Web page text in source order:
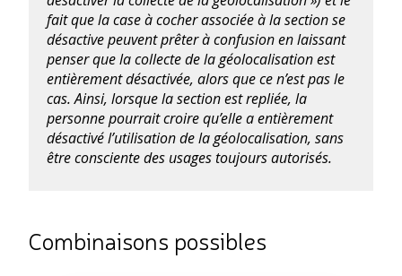
fait que la case à cocher associée à la section se
désactivepeuvent prêter à confusion en laissant
penser que la collecte de la géolocalisation est
entièrement désactivée, alors que ce n’est pas le
cas. Ainsi, lorsque la section est repliée, la
personne pourrait croire qu’elle a entièrement
désactivé l’utilisation de la géolocalisation, sans
être consciente des usages toujours autorisés.
Combinaisons possibles